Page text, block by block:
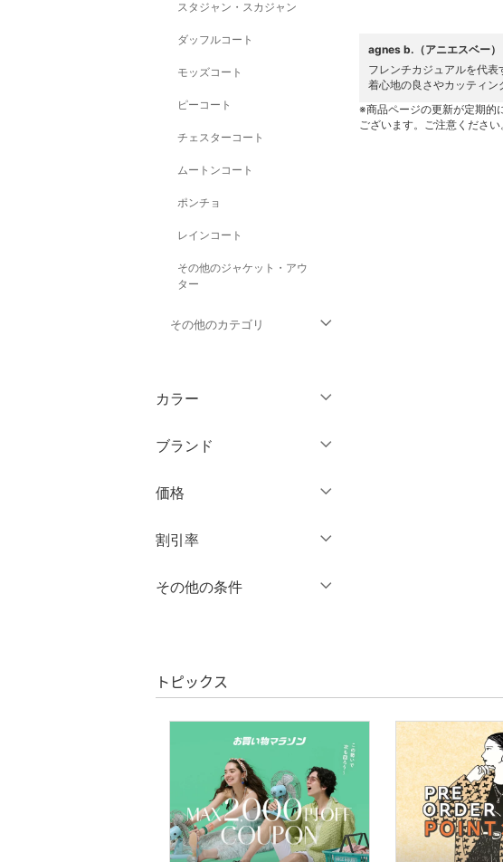
スタジャン・スカジャン
ダッフルコート
モッズコート
ピーコート
チェスターコート
ムートンコート
ポンチョ
レインコート
その他のジャケット・アウ
ター
その他のカテゴリ
パンツ
ワンピース・ドレス
スカート
オールインワン・オーバ
バッグ
インナー・ルームウェア
靴下・レッグウェア
ファッション雑貨
アクセサリー・腕時計
財布・ポーチ・ケース
カラー
クリア
ブランド
価格
絞り込み
割引率
％OFF～ ％OFF
その他の条件
クリア 絞り込み
agnes b.（アニエスベー）
フレンチカジュアルを代
着心地の良さやカッティン
※商品ページの更新が定期的
ございます。ご注意ください
トピックス